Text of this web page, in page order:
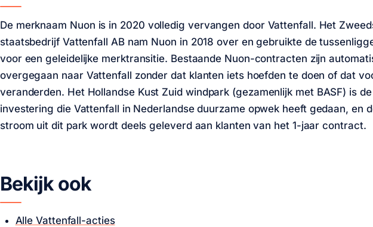
De merknaam Nuon is in 2020 volledig vervangen door Vattenfall. Het
staatsbedrijf Vattenfall AB nam Nuon in 2018 over en gebruikte de
voor een geleidelijke merktransitie. Bestaande Nuon-contracten zijn
overgegaan naar Vattenfall zonder dat klanten iets hoefden te doen of dat
veranderden. Het Hollandse Kust Zuid windpark (gezamenlijk met BASF) is
investering die Vattenfall in Nederlandse duurzame opwek heeft gedaan, en
stroom uit dit park wordt deels geleverd aan klanten van het 1-jaar contract.
Bekijk ook
Alle Vattenfall-acties